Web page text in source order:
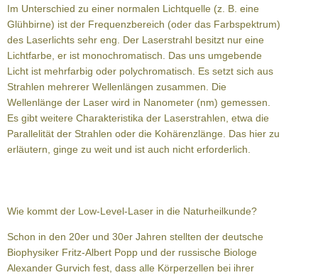
Im Unterschied zu einer normalen Lichtquelle (z. B. eine
Glühbirne) ist der Frequenzbereich (oder das Farbspektrum)
des Laserlichts sehr eng. Der Laserstrahl besitzt nur eine
Lichtfarbe, er ist monochromatisch. Das uns umgebende
Licht ist mehrfarbig oder polychromatisch. Es setzt sich aus
Strahlen mehrerer Wellenlängen zusammen. Die
Wellenlänge der Laser wird in Nanometer (nm) gemessen.
Es gibt weitere Charakteristika der Laserstrahlen, etwa die
Parallelität der Strahlen oder die Kohärenzlänge. Das hier zu
erläutern, ginge zu weit und ist auch nicht erforderlich.
Wie kommt der Low-Level-Laser in die Naturheilkunde?
Schon in den 20er und 30er Jahren stellten der deutsche
Biophysiker Fritz-Albert Popp und der russische Biologe
Alexander Gurvich fest, dass alle Körperzellen bei ihrer